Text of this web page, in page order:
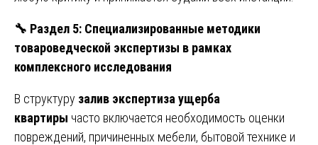
🔧 Раздел 5: Специализированные методики
товароведческой экспертизы в рамках
комплексного исследования
В структуру залив экспертиза ущерба
квартиры часто включается необходимость оценки
повреждений, причиненных мебели, бытовой технике и